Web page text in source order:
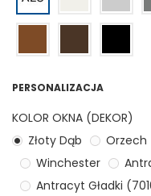
PERSONALIZACJA
KOLOR OKNA (DEKOR)
Złoty Dąb
Orzech
Winchester
Antracyt Gładki